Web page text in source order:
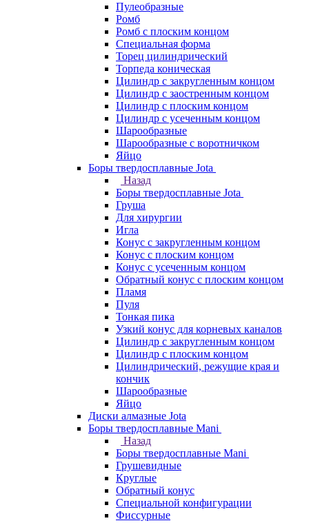
Пулеобразные
Ромб
Ромб с плоским концом
Специальная форма
Торец цилиндрический
Торпеда коническая
Цилиндр с закругленным концом
Цилиндр с заостренным концом
Цилиндр с плоским концом
Цилиндр с усеченным концом
Шарообразные
Шарообразные с воротничком
Яйцо
Боры твердосплавные Jota
Назад
Боры твердосплавные Jota
Груша
Для хирургии
Игла
Конус с закругленным концом
Конус с плоским концом
Конус с усеченным концом
Обратный конус с плоским концом
Пламя
Пуля
Тонкая пика
Узкий конус для корневых каналов
Цилиндр с закругленным концом
Цилиндр с плоским концом
Цилиндрический, режущие края и
кончик
Шарообразные
Яйцо
Диски алмазные Jota
Боры твердосплавные Mani
Назад
Боры твердосплавные Mani
Грушевидные
Круглые
Обратный конус
Специальной конфигурации
Фиссурные